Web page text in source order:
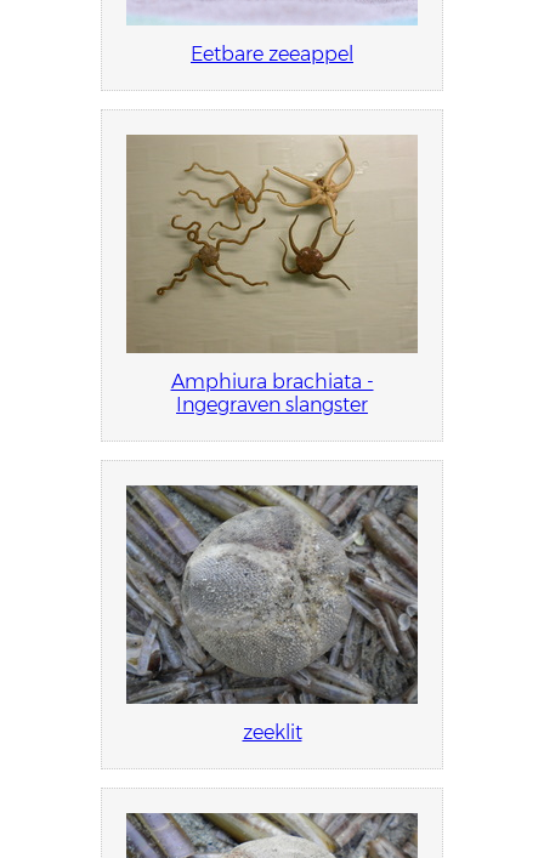
Eetbare zeeappel
Amphiura brachiata -
Ingegraven slangster
zeeklit